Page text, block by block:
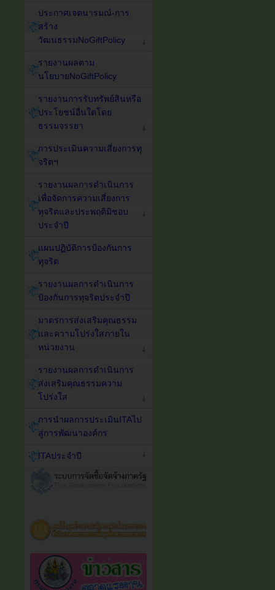
ประกาศเจตนารมณ์-การ
สร้าง
วัฒนธรรมNoGiftPolicy
รายงานผลตาม
นโยบายNoGiftPolicy
รายงานการรับทรัพย์สินหรือ
ประโยชน์อื่นใดโดย
ธรรมจรรยา
การประเมินความเสี่ยงการทุ
จริตฯ
รายงานผลการดำเนินการ
เพื่อจัดการความเสี่ยงการ
ทุจริตและประพฤติมิชอบ
ประจำปี
แผนปฏิบัติการป้องกันการ
ทุจริต
รายงานผลการดำเนินการ
ป้องกันการทุจริตประจำปี
มาตรการส่งเสริมคุณธรรม
และความโปร่งใสภายใน
หน่วยงาน
รายงานผลการดำเนินการ
ส่งเสริมคุณธรรมความ
โปร่งใส
การนำผลการประเมินITAไป
สู่การพัฒนาองค์กร
ITAประจำปี